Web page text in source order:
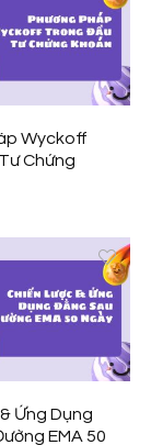
Wyckoff
Chứng
Ứng Dụng
EMA 50